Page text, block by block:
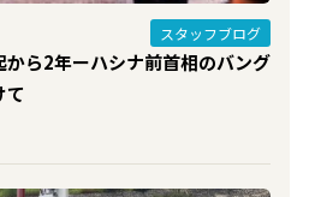
スタッフブログ
ら2年ーハシナ前首相のバング
て